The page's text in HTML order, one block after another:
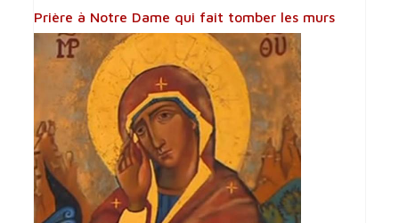
Prière à Notre Dame qui fait tomber les murs